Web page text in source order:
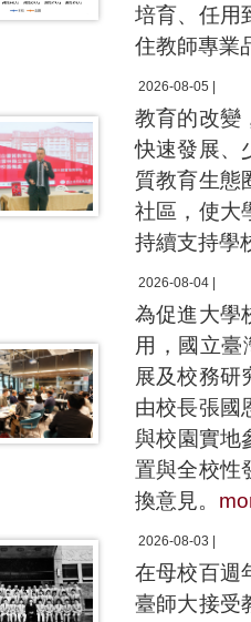
培育、任用
住教師專業
2026-08-05 |
教育的改變
快速發展、
質教育生態
社區，使大
持續支持學
2026-08-04 |
為促進大學
用，國立
展及校務研
由校長張國
與校園實地
置與全校性
換意見。
2026-08-03 |
在母校百週
臺師大接受